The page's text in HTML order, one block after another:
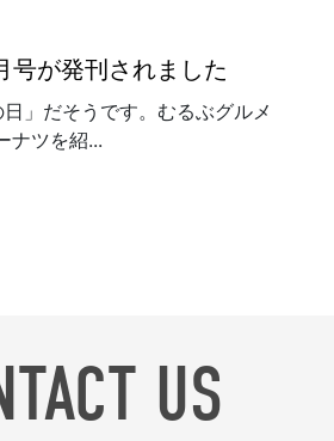
が発刊されました
」だそうです。むるぶグルメ
ナツを紹...
US